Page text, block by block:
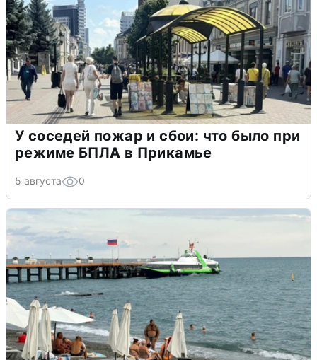
У соседей пожар и сбои: что было при
режиме БПЛА в Прикамье
5 августа 0